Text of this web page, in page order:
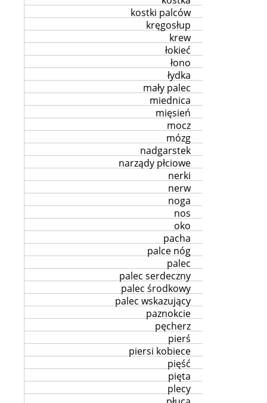
kostki palców
kręgosłup
krew
łokieć
łono
łydka
mały palec
miednica
mięsień
mocz
mózg
nadgarstek
narządy płciowe
nerki
nerw
noga
nos
oko
pacha
palce nóg
palec
palec serdeczny
palec środkowy
palec wskazujący
paznokcie
pęcherz
pierś
piersi kobiece
pięść
pięta
plecy